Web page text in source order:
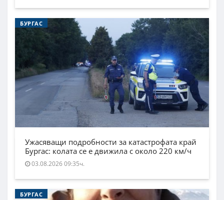
БУРГАС
Ужасяващи подробности за катастрофата край
Бургас: колата се е движила с около 220 км/ч
03.08.2026 09:35ч.
БУРГАС